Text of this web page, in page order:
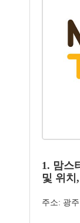
1. 맘스
및 위치
주소: 광